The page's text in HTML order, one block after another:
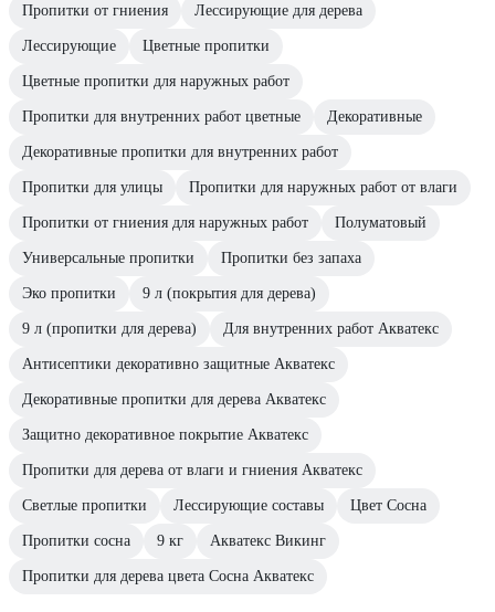
Пропитки от гниения Лессирующие для дерева
Лессирующие Цветные пропитки
Цветные пропитки для наружных работ
Пропитки для внутренних работ цветные Декоративные
Декоративные пропитки для внутренних работ
Пропитки для улицы Пропитки для наружных работ от влаги
Пропитки от гниения для наружных работ Полуматовый
Универсальные пропитки Пропитки без запаха
Эко пропитки 9 л (покрытия для дерева)
9 л (пропитки для дерева) Для внутренних работ Акватекс
Антисептики декоративно защитные Акватекс
Декоративные пропитки для дерева Акватекс
Защитно декоративное покрытие Акватекс
Пропитки для дерева от влаги и гниения Акватекс
Светлые пропитки Лессирующие составы Цвет Сосна
Пропитки сосна 9 кг Акватекс Викинг
Пропитки для дерева цвета Сосна Акватекс